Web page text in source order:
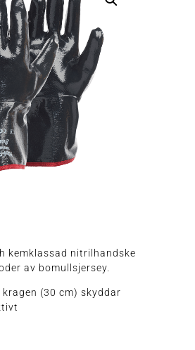
kemklassad nitrilhandske
av bomullsjersey.
(30 cm) skyddar